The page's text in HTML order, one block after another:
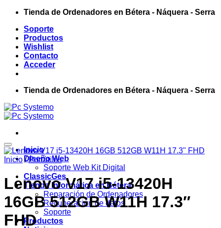
Saltar
contenido
Tienda de Ordenadores en Bétera - Náquera - Serra
Soporte
Productos
Wishlist
Contacto
Acceder
Tienda de Ordenadores en Bétera - Náquera - Serra
Inicio
Diseño Web
Soporte Web Kit Digital
ClassicGes
Tienda Informática en Bétera
Reparación de Ordenadores
Recuperación de datos
Soporte
Productos
Add to wishlist
Inicio / Portátiles
Lenovo V17 i5-13420H
16GB 512GB W11H 17.3″
FHD